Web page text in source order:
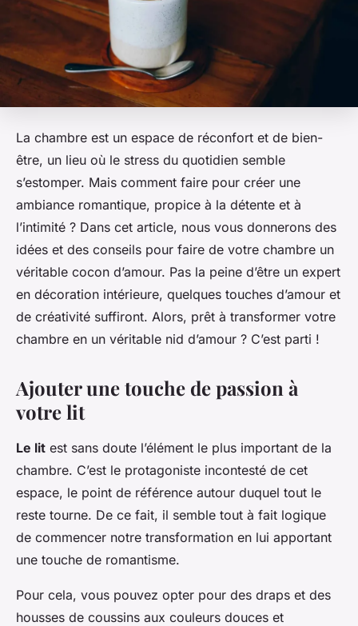
La chambre est un espace de réconfort et de bien-
être, un lieu où le stress du quotidien semble
s’estomper. Mais comment faire pour créer une
ambiance romantique, propice à la détente et à
l’intimité ? Dans cet article, nous vous donnerons des
idées et des conseils pour faire de votre chambre un
véritable cocon d’amour. Pas la peine d’être un expert
en décoration intérieure, quelques touches d’amour et
de créativité suffiront. Alors, prêt à transformer votre
chambre en un véritable nid d’amour ? C’est parti !
Ajouter une touche de passion à
votre lit
Le lit est sans doute l’élément le plus important de la
chambre. C’est le protagoniste incontesté de cet
espace, le point de référence autour duquel tout le
reste tourne. De ce fait, il semble tout à fait logique
de commencer notre transformation en lui apportant
une touche de romantisme.
Pour cela, vous pouvez opter pour des draps et des
housses de coussins aux couleurs douces et